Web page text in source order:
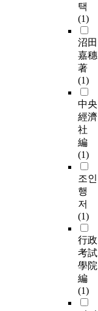
택
(1)
沼田
嘉穗
著
(1)
中央
經濟
社
編
(1)
조인
행
저
(1)
行政
考試
學院
編
(1)